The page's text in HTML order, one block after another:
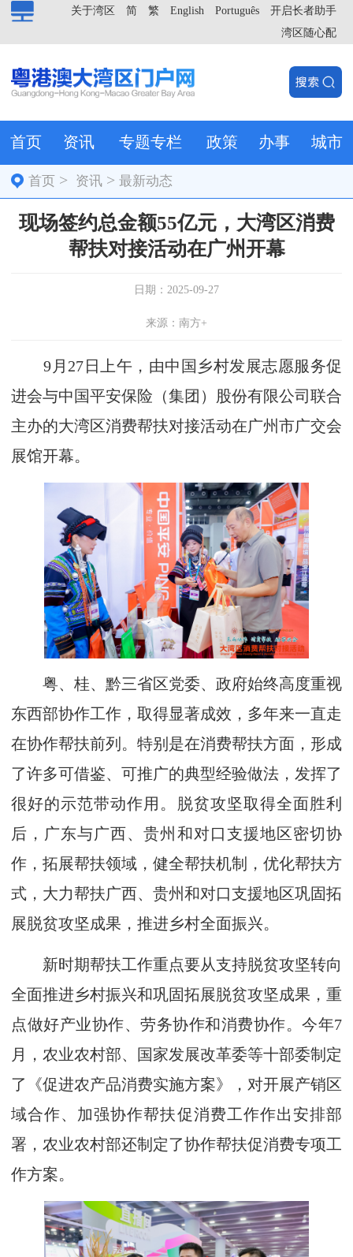
开启长者助手
Português
English
繁
简
关于湾区
湾区随心配
首页 资讯 专题专栏 政策 办事 城市
首页 > 资讯 >最新动态
现场签约总金额55亿元，大湾区消费
帮扶对接活动在广州开幕
日期：2025-09-27
来源：南方+
9月27日上午，由中国乡村发展志愿服务促
进会与中国平安保险（集团）股份有限公司联合
主办的大湾区消费帮扶对接活动在广州市广交会
展馆开幕。
粤、桂、黔三省区党委、政府始终高度重视
东西部协作工作，取得显著成效，多年来一直走
在协作帮扶前列。特别是在消费帮扶方面，形成
了许多可借鉴、可推广的典型经验做法，发挥了
很好的示范带动作用。脱贫攻坚取得全面胜利
后，广东与广西、贵州和对口支援地区密切协
作，拓展帮扶领域，健全帮扶机制，优化帮扶方
式，大力帮扶广西、贵州和对口支援地区巩固拓
展脱贫攻坚成果，推进乡村全面振兴。
新时期帮扶工作重点要从支持脱贫攻坚转向
全面推进乡村振兴和巩固拓展脱贫攻坚成果，重
点做好产业协作、劳务协作和消费协作。今年7
月，农业农村部、国家发展改革委等十部委制定
了《促进农产品消费实施方案》，对开展产销区
域合作、加强协作帮扶促消费工作作出安排部
署，农业农村部还制定了协作帮扶促消费专项工
作方案。